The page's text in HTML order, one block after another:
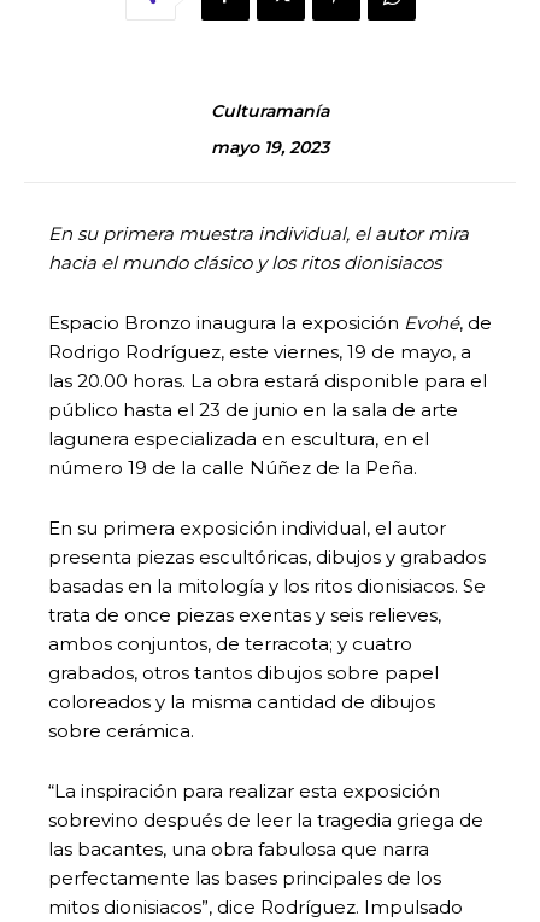
Culturamanía
mayo 19, 2023
En su primera muestra individual, el autor mira
hacia el mundo clásico y los ritos dionisiacos
Espacio Bronzo inaugura la exposición Evohé, de
Rodrigo Rodríguez, este viernes, 19 de mayo, a
las 20.00 horas. La obra estará disponible para el
público hasta el 23 de junio en la sala de arte
lagunera especializada en escultura, en el
número 19 de la calle Núñez de la Peña.
En su primera exposición individual, el autor
presenta piezas escultóricas, dibujos y grabados
basadas en la mitología y los ritos dionisiacos. Se
trata de once piezas exentas y seis relieves,
ambos conjuntos, de terracota; y cuatro
grabados, otros tantos dibujos sobre papel
coloreados y la misma cantidad de dibujos
sobre cerámica.
“La inspiración para realizar esta exposición
sobrevino después de leer la tragedia griega de
las bacantes, una obra fabulosa que narra
perfectamente las bases principales de los
mitos dionisiacos”, dice Rodríguez. Impulsado